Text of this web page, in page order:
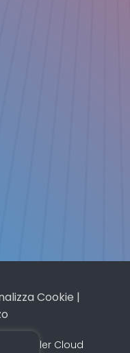
Cookie |
Profiler Cloud